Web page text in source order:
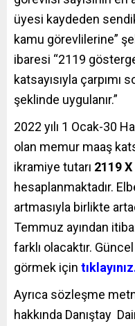
üyesi kaydeden
kamu görevlilerine”
ibaresi “2119
katsayısıyla çarpımı
şeklinde uygulanır.”
2022 yılı 1 Ocak-30
olan memur maaş
ikramiye tutarı 2119
hesaplanmaktadır.
artmasıyla birlikte
Temmuz ayından
farklı olacaktır.
görmek için
Ayrıca sözleşme
hakkında Danıştay